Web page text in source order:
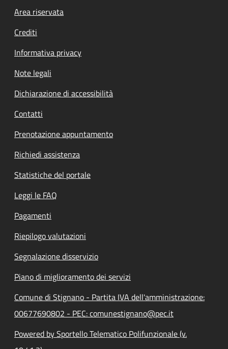
Footer menu
Area riservata
Crediti
Informativa privacy
Note legali
Dichiarazione di accessibilità
Contatti
Prenotazione appuntamento
Richiedi assistenza
Statistiche del portale
Leggi le FAQ
Pagamenti
Riepilogo valutazioni
Segnalazione disservizio
Piano di miglioramento dei servizi
Comune di Stignano - Partita IVA dell'amministrazione:
00677690802 - PEC: comunestignano@pec.it
Powered by Sportello Telematico Polifunzionale (v.